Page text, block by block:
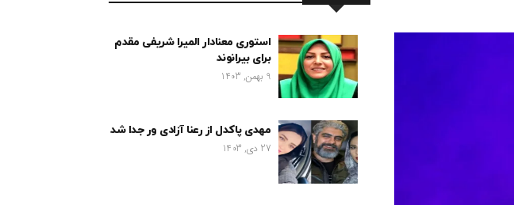
استوری معنادار المیرا شریفی مقدم
برای بیرانوند
9 بهمن, 1403
مهدی پاکدل از رعنا آزادی ور جدا شد
27 دی, 1403